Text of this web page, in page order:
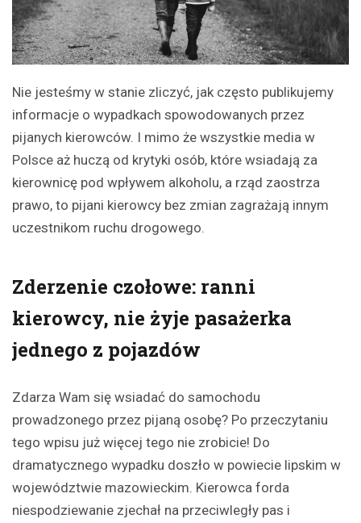
Nie jesteśmy w stanie zliczyć, jak często publikujemy
informacje o wypadkach spowodowanych przez
pijanych kierowców. I mimo że wszystkie media w
Polsce aż huczą od krytyki osób, które wsiadają za
kierownicę pod wpływem alkoholu, a rząd zaostrza
prawo, to pijani kierowcy bez zmian zagrażają innym
uczestnikom ruchu drogowego.
Zderzenie czołowe: ranni
kierowcy, nie żyje pasażerka
jednego z pojazdów
Zdarza Wam się wsiadać do samochodu
prowadzonego przez pijaną osobę? Po przeczytaniu
tego wpisu już więcej tego nie zrobicie! Do
dramatycznego wypadku doszło w powiecie lipskim w
województwie mazowieckim. Kierowca forda
niespodziewanie zjechał na przeciwległy pas i